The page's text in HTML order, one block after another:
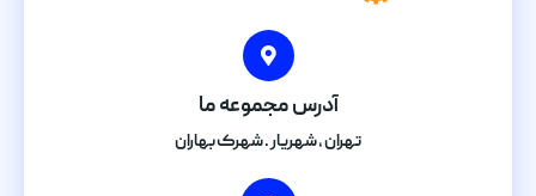
آدرس مجموعه ما
تهران , شهریار . شهرک بهاران